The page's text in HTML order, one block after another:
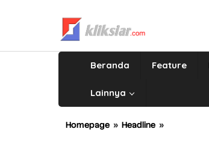
Beranda Feature
Lainnya
Homepage » Headline »